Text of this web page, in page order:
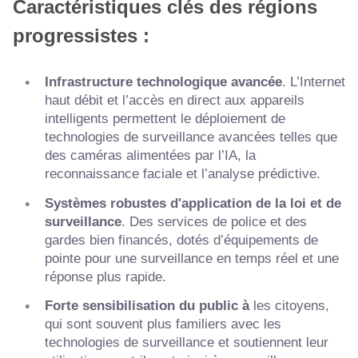
Caractéristiques clés des régions
progressistes :
Infrastructure technologique avancée. L’Internet
haut débit et l’accès en direct aux appareils
intelligents permettent le déploiement de
technologies de surveillance avancées telles que
des caméras alimentées par l’IA, la
reconnaissance faciale et l’analyse prédictive.
Systèmes robustes d'application de la loi et de
surveillance. Des services de police et des
gardes bien financés, dotés d’équipements de
pointe pour une surveillance en temps réel et une
réponse plus rapide.
Forte sensibilisation du public à les citoyens,
qui sont souvent plus familiers avec les
technologies de surveillance et soutiennent leur